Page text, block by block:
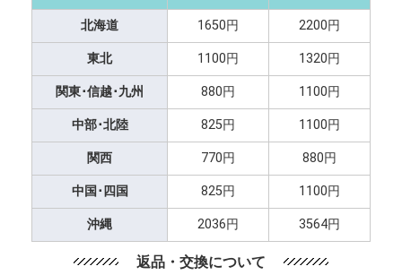
北海道 1650円 2200円
東北 1100円 1320円
関東･信越･九州 880円 1100円
中部･北陸 825円 1100円
関西 770円 880円
中国･四国 825円 1100円
沖縄 2036円 3564円
返品・交換について